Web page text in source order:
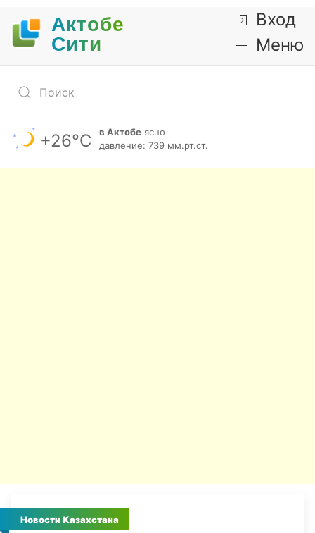
Актобе
Cити
Вход
Меню
+26°С в Актобе ясно
давление: 739 мм.рт.ст.
Новости Казахстана